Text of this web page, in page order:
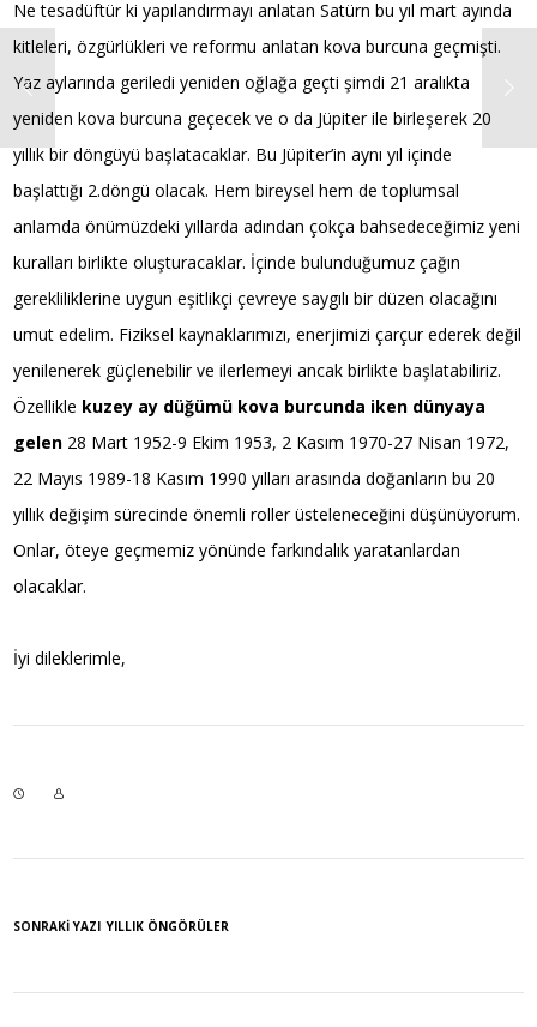
Ne tesadüftür ki yapılandırmayı anlatan Satürn bu yıl mart ayında
kitleleri, özgürlükleri ve reformu anlatan kova burcuna geçmişti.
Yaz aylarında geriledi yeniden oğlağa geçti şimdi 21 aralıkta
yeniden kova burcuna geçecek ve o da Jüpiter ile birleşerek 20
yıllık bir döngüyü başlatacaklar. Bu Jüpiter’in aynı yıl içinde
başlattığı 2.döngü olacak. Hem bireysel hem de toplumsal
anlamda önümüzdeki yıllarda adından çokça bahsedeceğimiz yeni
kuralları birlikte oluşturacaklar. İçinde bulunduğumuz çağın
gerekliliklerine uygun eşitlikçi çevreye saygılı bir düzen olacağını
umut edelim. Fiziksel kaynaklarımızı, enerjimizi çarçur ederek değil
yenilenerek güçlenebilir ve ilerlemeyi ancak birlikte başlatabiliriz.
Özellikle kuzey ay düğümü kova burcunda iken dünyaya
gelen 28 Mart 1952-9 Ekim 1953, 2 Kasım 1970-27 Nisan 1972,
22 Mayıs 1989-18 Kasım 1990 yılları arasında doğanların bu 20
yıllık değişim sürecinde önemli roller üsteleneceğini düşünüyorum.
Onlar, öteye geçmemiz yönünde farkındalık yaratanlardan
olacaklar.
İyi dileklerimle,
SONRAKI YAZI YILLIK ÖNGÖRÜLER